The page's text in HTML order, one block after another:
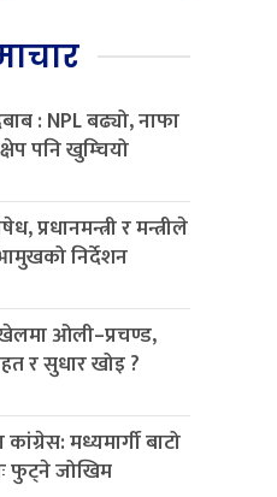
: NPL बढ्यो, नाफा
पनि खुम्चियो
प्रधानमन्त्री र मन्त्रीले
निर्देशन
ओली–प्रचण्ड,
र सुधार खोइ ?
मध्यमार्गी बाटो
फुट्ने जोखिम